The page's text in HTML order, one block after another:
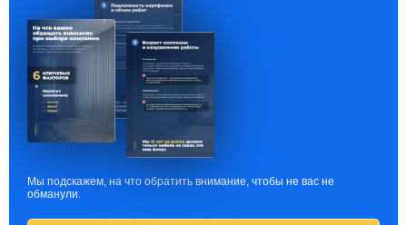
Мы подскажем, на что обратить внимание, чтобы не вас не
обманули.